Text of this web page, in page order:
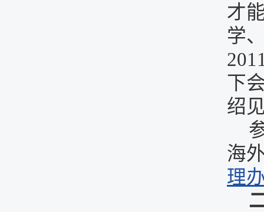
才
学
下
绍
海
理